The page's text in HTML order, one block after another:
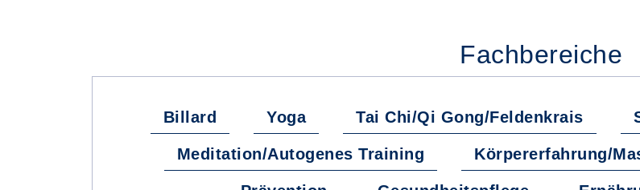
Fachbereiche
Billard Yoga Tai Chi/Qi Gong/Feldenkrais
Meditation/Autogenes Training Körpererfahrung/